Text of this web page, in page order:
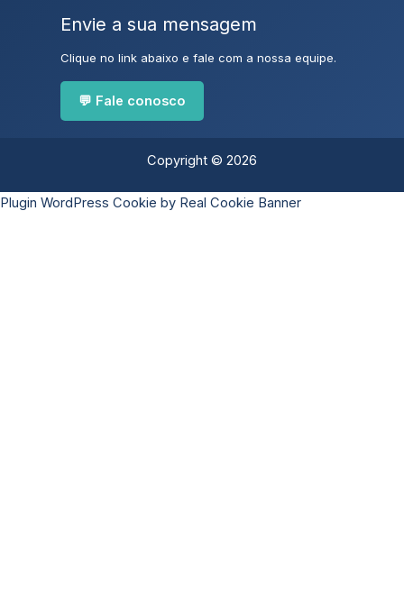
Envie a sua mensagem
Clique no link abaixo e fale com a nossa equipe.
💬 Fale conosco
Copyright © 2026
Plugin WordPress Cookie by Real Cookie Banner